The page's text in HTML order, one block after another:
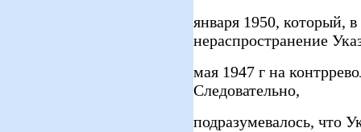
января 1950, который,
нераспространение
мая 1947 г на
Следовательно,
подразумевалось, что